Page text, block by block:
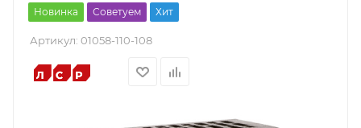
Новинка Советуем Хит
Артикул: 01058-110-108